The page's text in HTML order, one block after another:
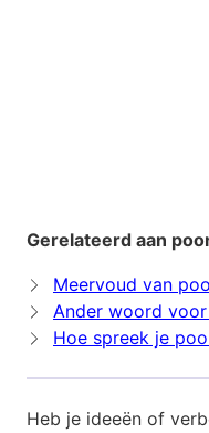
Gerelateerd aan
Meervoud van
Ander woord
Hoe spreek je
Heb je ideeën of